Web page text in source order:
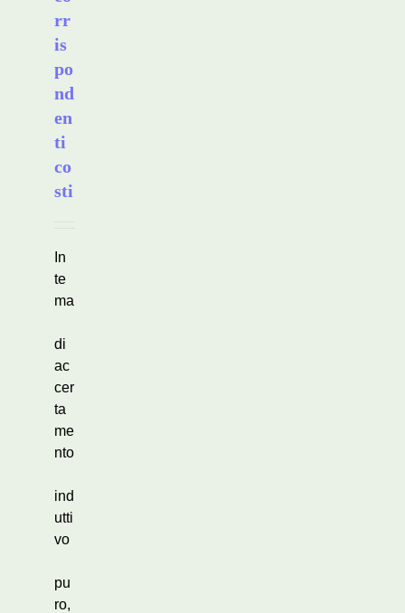
rr
is
po
nd
en
ti
co
sti
In
te
ma
di
ac
cer
ta
me
nto
ind
utti
vo
pu
ro,